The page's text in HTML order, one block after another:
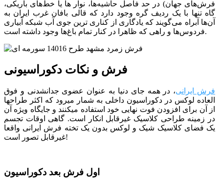
فرش‌های جهان) در حد فاصل حاشیه‌ها، نوار ها یا خط‌های باریکی،
‌گاه تنها با یک ردیف گره وجود دارد که قالی بافان غرب ایران به
آن‌ها آبراه می‌گویند که یادگاری از کناری ترین جوی آب شبکه‌ آبیاری
فردوس‌ها و راهی که ظاهرا در کنار تمام باغ‌ها وجود داشته است.
فرش و نکات دکوراسیونی
فرش ایرانی، در همه جای دنیا به عنوان عضوی جدانشدنی و فوق
العاده لوکس در دکوراسیون داخلی به شمار میرود که اکثر طراح­ها
از آن برای افزودن فوت نهایی خود استفاده می­کنند و جایگاه ویژه آن
در زمینه طراحی کلاسیک غیرقابل انکار است. گاهی اوقات تجسم
یک فضای کلاسیک شیک و لوکس بدون یک تخته فرش ایرانی واقعا
غیرقابل تصور است!
اول فرش بعد دکوراسیون